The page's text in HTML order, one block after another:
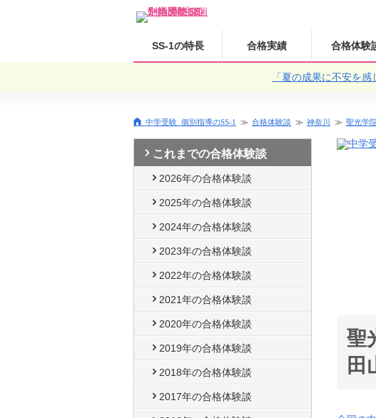
SS-1の特長 合格実績 合格体験
「夏の成果に不安を
中学受験 個別指導のSS-1 合格体験談 神奈川 聖光学
聖
田
これまでの合格体験談
2026年の合格体験談
2025年の合格体験談
2024年の合格体験談
2023年の合格体験談
2022年の合格体験談
2021年の合格体験談
2020年の合格体験談
2019年の合格体験談
2018年の合格体験談
2017年の合格体験談